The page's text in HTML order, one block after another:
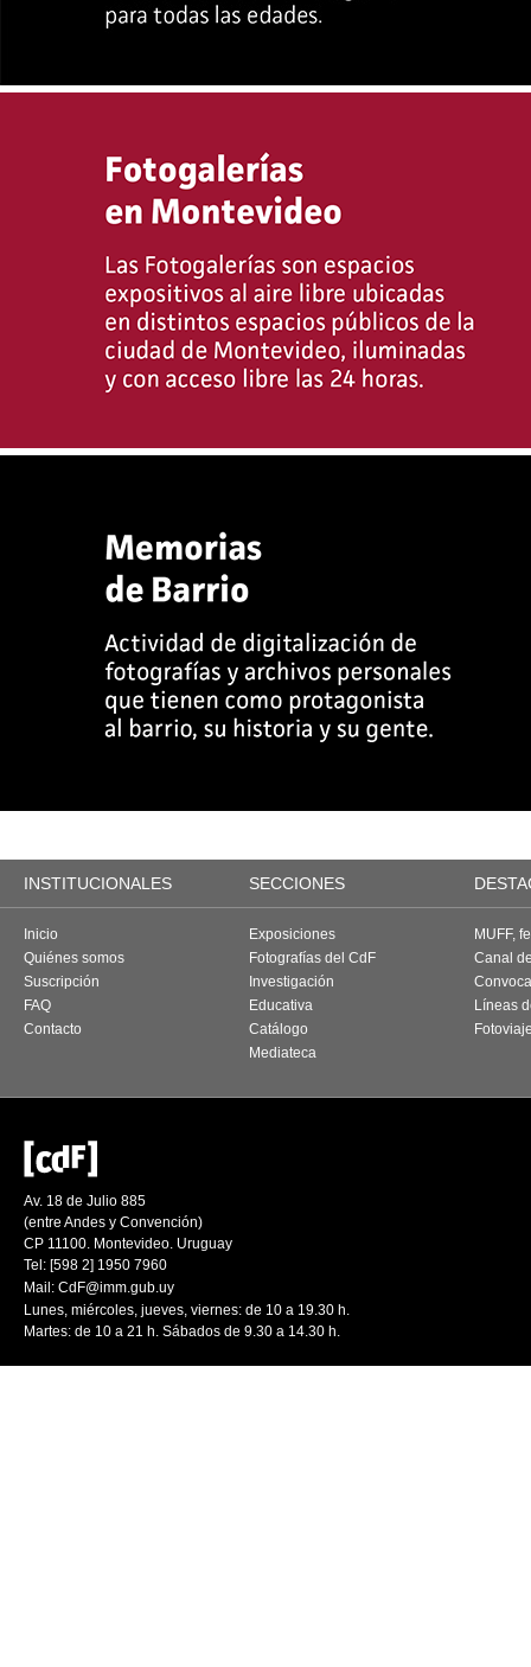
INSTITUCIONALES SECCIONES
Inicio
Quiénes somos
Suscripción
FAQ
Contacto
Exposiciones
Fotografías del CdF
Investigación
Educativa
Catálogo
Mediateca
MUFF,
Canal
Líneas
Av. 18 de Julio 885
(entre Andes y Convención)
CP 11100. Montevideo. Uruguay
Tel: [598 2] 1950 7960
Mail: CdF@imm.gub.uy
Lunes, miércoles, jueves, viernes: de 10 a 19.30 h.
Martes: de 10 a 21 h. Sábados de 9.30 a 14.30 h.